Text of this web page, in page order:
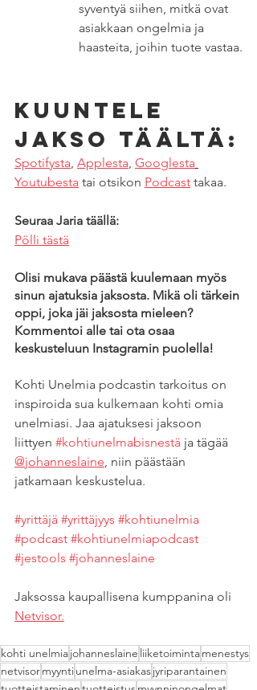
syventyä siihen, mitkä ovat
asiakkaan ongelmia ja
haasteita, joihin tuote vastaa.
Kuuntele
jakso täältä:
Spotifysta Applesta Googlesta
Youtubesta tai otsikon Podcast takaa.
Seuraa Jaria täällä:
Pölli tästä
Olisi mukava päästä kuulemaan myös
sinun ajatuksia jaksosta. Mikä oli tärkein
oppi, joka jäi jaksosta mieleen?
Kommentoi alle tai ota osaa
keskusteluun Instagramin puolella!
Kohti Unelmia podcastin tarkoitus on
inspiroida sua kulkemaan kohti omia
unelmiasi. Jaa ajatuksesi jaksoon
liittyen #kohtiunelmabisnestä ja tägää
@johanneslaine , niin päästään
jatkamaan keskustelua.
#yrittäjä #yrittäjyys #kohtiunelmia
#podcast #kohtiunelmiapodcast
#jestools #johanneslaine
Jaksossa kaupallisena kumppanina oli
Netvisor.
kohti unelmiajohanneslaine liiketoimintamenestys
netvisormyyntiunelma-asiakasjyriparantainen